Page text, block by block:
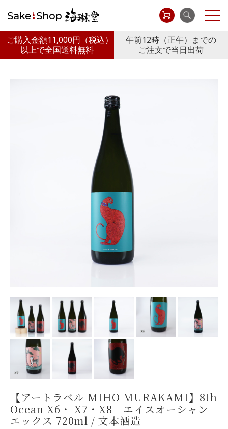
ご購入金額11,000円 （税込）
以上で全国送料無料
午前12時（正午）までの
ご注文で当日出荷
【アートラベル MIHO MURAKAMI】8th
Ocean X6・ X7・X8 エイスオーシャン
エックス 720ml / 文本酒造